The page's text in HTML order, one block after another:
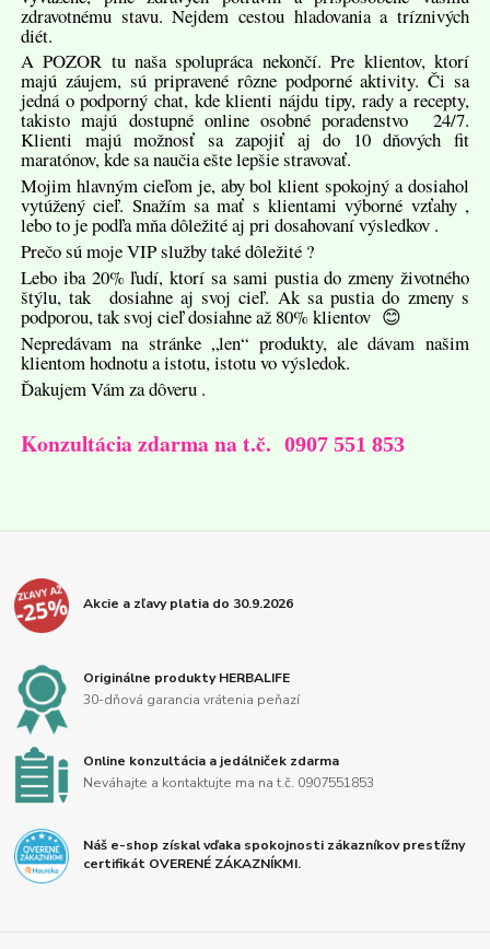
zdravotnému stavu. Nejdem cestou hladovania a tríznivých
diét.
A POZOR tu naša spolupráca nekončí. Pre klientov, ktorí
majú záujem, sú pripravené rôzne podporné aktivity. Či sa
jedná o podporný chat, kde klienti nájdu tipy, rady a recepty,
takisto majú dostupné online osobné poradenstvo 24/7.
Klienti majú možnosť sa zapojiť aj do 10 dňových fit
maratónov, kde sa naučia ešte lepšie stravovať.
Mojim hlavným cieľom je, aby bol klient spokojný a dosiahol
vytúžený cieľ. Snažím sa mať s klientami výborné vzťahy ,
lebo to je podľa mňa dôležité aj pri dosahovaní výsledkov .
Prečo sú moje VIP služby také dôležité ?
Lebo iba 20% ľudí, ktorí sa sami pustia do zmeny životného
štýlu, tak dosiahne aj svoj cieľ. Ak sa pustia do zmeny s
podporou, tak svoj cieľ dosiahne až 80% klientov 😊
Nepredávam na stránke „len“ produkty, ale dávam našim
klientom hodnotu a istotu, istotu vo výsledok.
Ďakujem Vám za dôveru .
Konzultácia zdarma na t.č.0907 551 853
Akcie a zľavy platia do 30.9.2026
Originálne produkty HERBALIFE
30-dňová garancia vrátenia peňazí
Online konzultácia a jedálniček zdarma
Neváhajte a kontaktujte ma na t.č. 0907551853
Náš e-shop získal vďaka spokojnosti zákazníkov prestížny
certifikát OVERENÉ ZÁKAZNÍKMI.